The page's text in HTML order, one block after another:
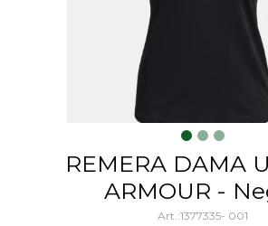
REMERA DAMA
ARMOUR -
1377335- 001